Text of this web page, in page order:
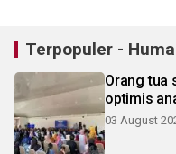
Terpopuler -
Orang tua
optimis
03 August